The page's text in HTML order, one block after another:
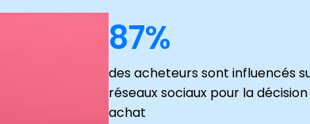
87%
des acheteurs sont influencés
réseaux sociaux pour la décision
achat